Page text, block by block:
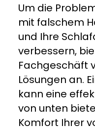
Um die
mit falschem
und Ihre
verbessern,
Fachgeschäft
Lösungen an.
kann eine
von unten
Komfort Ihrer